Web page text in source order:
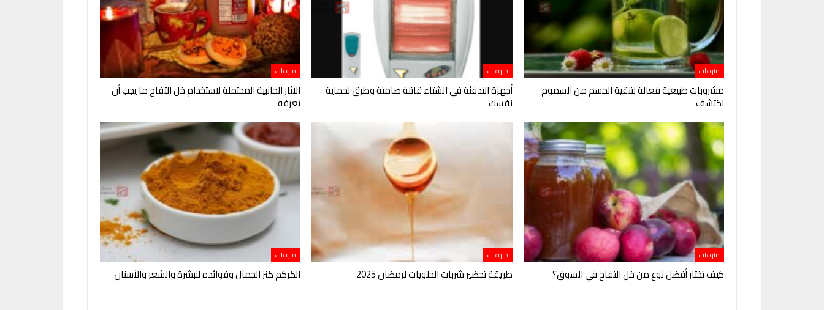
منوعات
مشروبات طبيعية فعالة لتنقية الجسم من السموم
اكتشف
منوعات
أجهزة التدفئة في الشتاء قاتلة صامتة وطرق لحماية
نفسك
منوعات
الآثار الجانبية المحتملة لاستخدام خل التفاح ما يجب أن
تعرفه
منوعات
كيف تختار أفضل نوع من خل التفاح في السوق؟
منوعات
طريقة تحضير شربات الحلويات لرمضان 2025
منوعات
الكركم كنز الجمال وفوائده للبشرة والشعر والأسنان